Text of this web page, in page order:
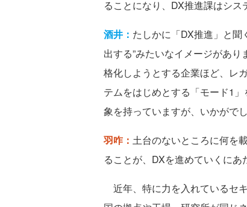
ることになり、DX推進課はシス
酒井： たしかに「DX推進」と聞
出する”みたいなイメージがあ
格化しようとする企業ほど、レ
テムをはじめとする「モード1
象を持っていますが、いかがでし
羽咋： 土台のないところに何を
ることが、DXを進めていくにあ
近年、特に力を入れているセ